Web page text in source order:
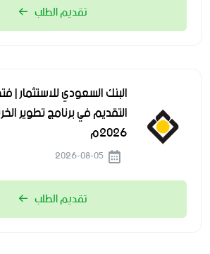
تقديم الطلب
البنك السعودي للاستثمار |
التقديم في برنامج تطوير
2026م
تقديم الطلب